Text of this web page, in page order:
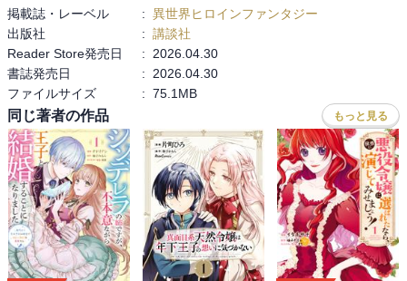
掲載誌・レーベル
: 異世界ヒロインファンタジー
出版社
: 講談社
Reader Store発売日
:
2026.04.30
書誌発売日
:
2026.04.30
ファイルサイズ
: 75.1MB
同じ著者の作品 もっと見る